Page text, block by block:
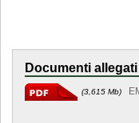
Documenti allegati
(3,615 Mb)